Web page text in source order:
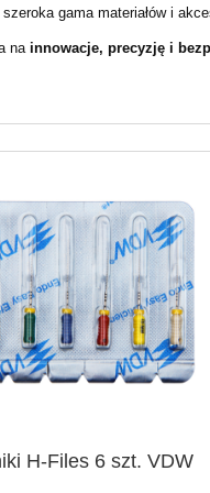
papierowe 100%
20 szt.
109,00 zł
do koszyka
gama materiałów i
na innowacje, precyzję i
H-Files 6 szt. VDW